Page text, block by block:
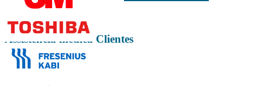
Assistência médica Clientes